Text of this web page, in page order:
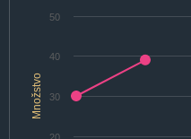
Množstvo 30
40
50